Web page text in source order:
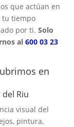
que actúan en
tu tiempo
por ti. Solo
al 600 03 23
en
Riu
visual del
pintura,